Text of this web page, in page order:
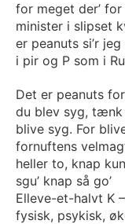
for meget der’ for
minister i slipset
er peanuts si’r
i pir og P som i
Det er peanuts
du blev syg,
blive syg. For
fornuftens
heller to, knap
sgu’ knap så go’
Elleve-et-halvt K
fysisk, psykisk,